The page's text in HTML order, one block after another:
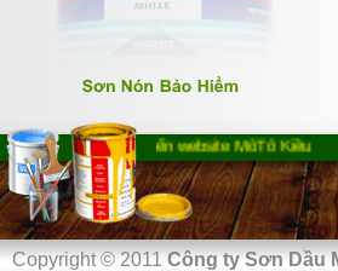
Chào mừng bạn đến website MôTô Kiều
Copyright © 2011Công ty Sơn Dầu